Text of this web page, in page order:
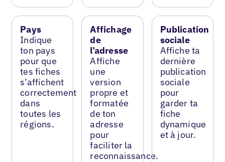
Pays
Indique
ton pays
pour que
tes fiches
s’affichent
correctement
dans
toutes les
régions.
Affichage
de
l’adresse
Affiche
une
version
propre et
formatée
de ton
adresse
pour
faciliter la
reconnaissance.
Publication
sociale
Affiche ta
dernière
publication
sociale
pour
garder ta
fiche
dynamique
et à jour.